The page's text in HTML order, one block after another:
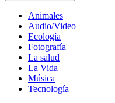
Animales
Audio/Video
Ecología
Fotografía
La salud
La Vida
Música
Tecnología